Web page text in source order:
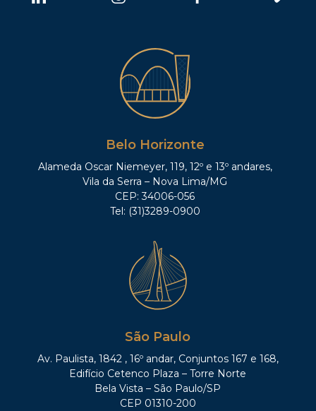
Belo Horizonte
Alameda Oscar Niemeyer, 119, 12º e 13º andares,
Vila da Serra – Nova Lima/MG
CEP: 34006-056
Tel: (31)3289-0900
São Paulo
Av. Paulista, 1842 , 16º andar, Conjuntos 167 e 168,
Edifício Cetenco Plaza – Torre Norte
Bela Vista – São Paulo/SP
CEP 01310-200